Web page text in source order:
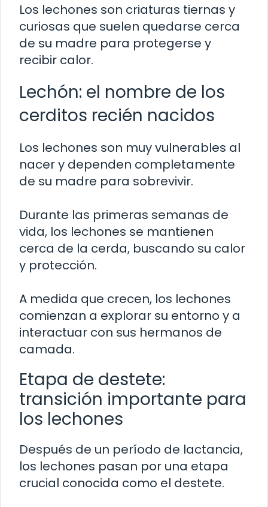
Los lechones son criaturas tiernas y
curiosas que suelen quedarse cerca
de su madre para protegerse y
recibir calor.
Lechón: el nombre de los
cerditos recién nacidos
Los lechones son muy vulnerables al
nacer y dependen completamente
de su madre para sobrevivir.
Durante las primeras semanas de
vida, los lechones se mantienen
cerca de la cerda, buscando su calor
y protección.
A medida que crecen, los lechones
comienzan a explorar su entorno y a
interactuar con sus hermanos de
camada.
Etapa de destete:
transición importante para
los lechones
Después de un período de lactancia,
los lechones pasan por una etapa
crucial conocida como el destete.